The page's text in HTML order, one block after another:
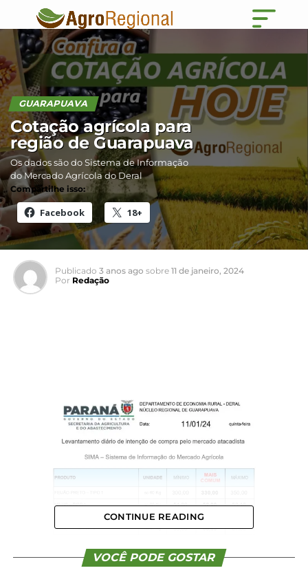
GUARAPUAVA
Cotação agrícola para
região de Guarapuava
Os dados são do Sistema de Informação
do Mercado Agrícola do Deral
Compartilhe isso:
Facebook 18+
Publicado 3 anos ago sobre 11 de janeiro, 2024
Por Redação
CONTINUE READING
VOCÊ PODE GOSTAR